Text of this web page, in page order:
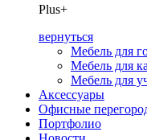
Plus+
вернуться
Мебель для
Мебель для
Мебель для
Аксессуары
Офисные
Портфолио